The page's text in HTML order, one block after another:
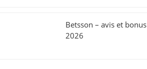
Betsson – avis et bonus
2026